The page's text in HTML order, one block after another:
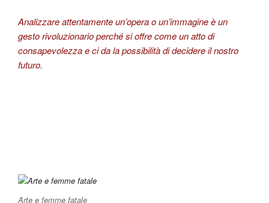
Analizzare attentamente un’opera o un’immagine è un
gesto rivoluzionario perché si offre come un atto di
consapevolezza e ci da la possibilità di decidere il nostro
futuro.
Arte e femme fatale